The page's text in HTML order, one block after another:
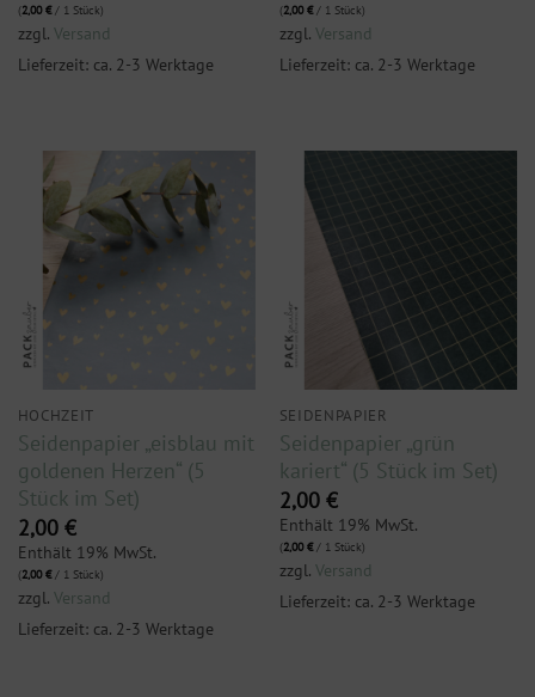
(2,00€/ 1 Stück)
zzgl. Versand
Lieferzeit: ca. 2-3 Werktage
(2,00€/ 1 Stück)
zzgl. Versand
Lieferzeit: ca. 2-3 Werktage
HOCHZEIT
Seidenpapier „eisblau mit
goldenen Herzen“ (5
Stück im Set)
2,00 €
Enthält 19% MwSt.
(2,00€/ 1 Stück)
zzgl. Versand
Lieferzeit: ca. 2-3 Werktage
SEIDENPAPIER
Seidenpapier „grün
kariert“ (5 Stück im Set)
2,00 €
Enthält 19% MwSt.
(2,00€/ 1 Stück)
zzgl. Versand
Lieferzeit: ca. 2-3 Werktage